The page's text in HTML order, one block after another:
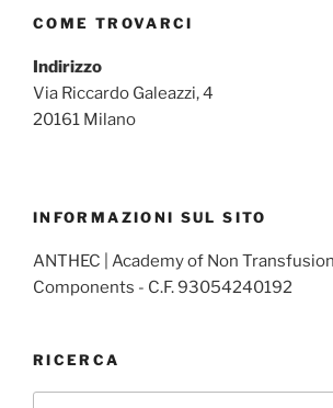
COME TROVARCI
Indirizzo
Via Riccardo Galeazzi, 4
20161 Milano
INFORMAZIONI SUL SITO
ANTHEC | Academy of Non
Components - C.F. 93054240192
RICERCA